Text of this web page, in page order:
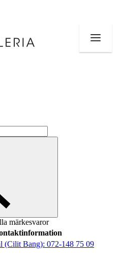
märkesvaror
(Cilit Bang): 072-148 75 09